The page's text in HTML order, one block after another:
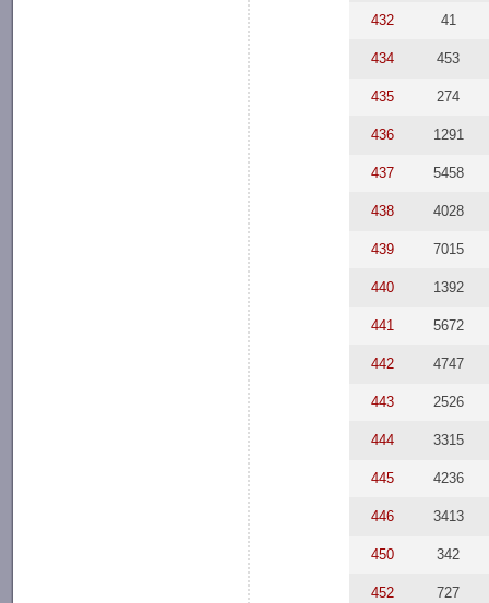
432 41
434 453
435 274
436 1291
437 5458
438 4028
439 7015
440 1392
441 5672
442 4747
443 2526
444 3315
445 4236
446 3413
450 342
452 727